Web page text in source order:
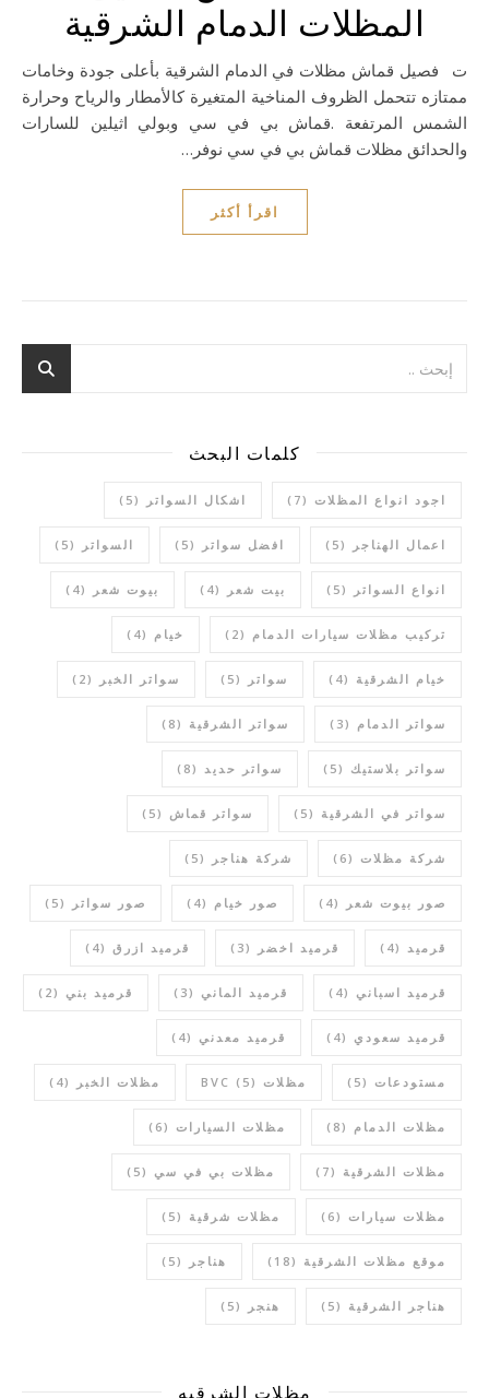
المظلات الدمام الشرقية
تفصيل قماش مظلات في الدمام الشرقية بأعلى جودة وخامات
ممتازه تتحمل الظروف المناخية المتغيرة كالأمطار والرياح وحرارة
الشمس المرتفعة .قماش بي في سي وبولي اثيلين للسارات
والحدائق مظلات قماش بي في سي نوفر…
اقرأ أكثر
كلمات البحث
اجود انواع المظلات (7) اشكال السواتر (5)
اعمال الهناجر (5) افضل سواتر (5) السواتر (5)
انواع السواتر (5) بيت شعر (4) بيوت شعر (4)
تركيب مظلات سيارات الدمام (2) خيام (4)
خيام الشرقية (4) سواتر (5) سواتر الخبر (2)
سواتر الدمام (3) سواتر الشرقية (8)
سواتر بلاستيك (5) سواتر حديد (8)
سواتر في الشرقية (5) سواتر قماش (5)
شركة مظلات (6) شركة هناجر (5)
صور بيوت شعر (4) صور خيام (4) صور سواتر (5)
قرميد (4) قرميد اخضر (3) قرميد ازرق (4)
قرميد اسباني (4) قرميد الماني (3) قرميد بني (2)
قرميد سعودي (4) قرميد معدني (4)
مستودعات (5) مظلات BVC (5) مظلات الخبر (4)
مظلات الدمام (8) مظلات السيارات (6)
مظلات الشرقية (7) مظلات بي في سي (5)
مظلات سيارات (6) مظلات شرقية (5)
موقع مظلات الشرقية (18) هناجر (5)
هناجر الشرقية (5) هنجر (5)
مظلات الشرقيه